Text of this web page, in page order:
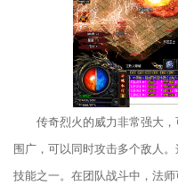
传奇烈火的威力非常强大
围广，可以同时攻击多个敌人
技能之一。在团队战斗中，法